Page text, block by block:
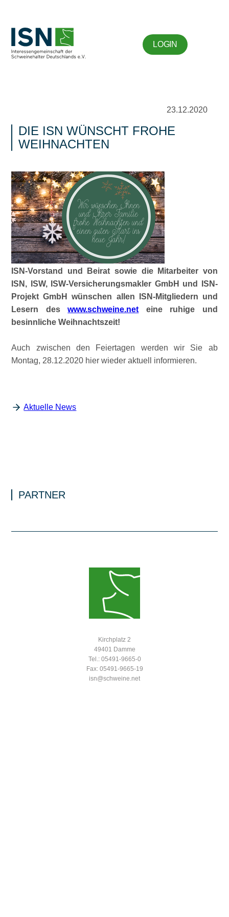
LOGIN
23.12.2020
DIE ISN WÜNSCHT FROHE
WEIHNACHTEN
ISN-Vorstand und Beirat sowie die Mitarbeiter von
ISN, ISW, ISW-Versicherungsmakler GmbH und ISN-
Projekt GmbH wünschen allen ISN-Mitgliedern und
Lesern deswww.schweine.net eine ruhige und
besinnliche Weihnachtszeit!
Auch zwischen den Feiertagen werden wir Sie ab
Montag, 28.12.2020 hier wieder aktuell informieren.
Aktuelle News
PARTNER
Kirchplatz 2
49401 Damme
Tel.: 05491-9665-0
Fax: 05491-9665-19
isn@schweine.net